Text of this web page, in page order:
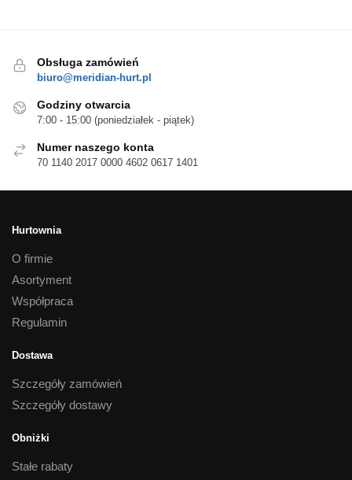
Obsługa zamówień
biuro@meridian-hurt.pl
Godziny otwarcia
7:00 - 15:00 (poniedziałek - piątek)
Numer naszego konta
70 1140 2017 0000 4602 0617 1401
Hurtownia
O firmie
Asortyment
Współpraca
Regulamin
Dostawa
Szczegóły zamówień
Szczegóły dostawy
Obniżki
Stałe rabaty